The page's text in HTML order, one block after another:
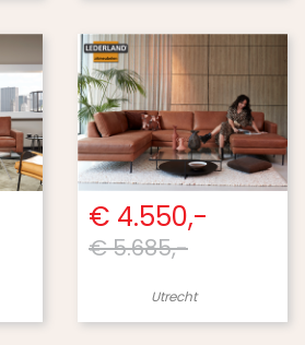
€ 4.550,-
€ 5.685,-
Utrecht